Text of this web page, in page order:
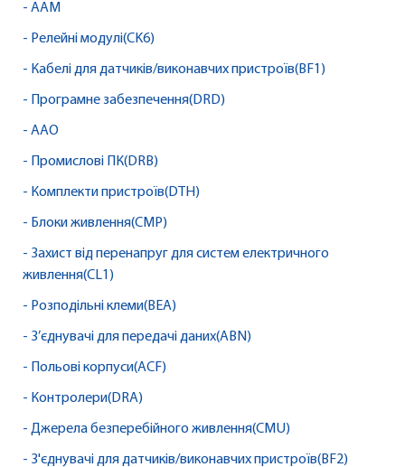
- AAM
- Релейні модулі(CK6)
- Кабелі для датчиків/виконавчих пристроїв(BF1)
- Програмне забезпечення(DRD)
- AAO
- Промислові ПК(DRB)
- Комплекти пристроїв(DTH)
- Блоки живлення(CMP)
- Захист від перенапруг для систем електричного
живлення(CL1)
- Розподільні клеми(BEA)
- З’єднувачі для передачі даних(ABN)
- Польові корпуси(ACF)
- Контролери(DRA)
- Джерела безперебійного живлення(CMU)
- З'єднувачі для датчиків/виконавчих пристроїв(BF2)